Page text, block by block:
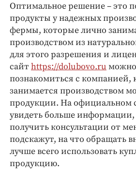
Блоги
Издания
Медиаперсона
Интересное чтиво
Клиника года
Бренд года
Работодатель года
Оптимальное решение – это
продукты у надежных
фермы, которые лично
производством из
для этого разрешения и
сайт https://dolubovo.ru
познакомиться с компанией,
занимается производством
продукции. На официальном
увидеть больше информации,
получить консультации от
подскажут, на что обращать
лучше всего использовать
продукцию.